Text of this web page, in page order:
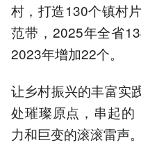
村，打造130个镇村
范带，2025年全省
2023年增加22个。
让乡村振兴的丰富实
处璀璨原点，串起的
力和巨变的滚滚雷声。